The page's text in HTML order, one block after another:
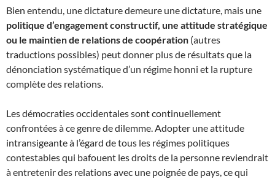
Bien entendu, une dictature demeure une dictature, mais une
politique d’engagement constructif, une attitude stratégique
ou le maintien de relations de coopération (autres
traductions possibles) peut donner plus de résultats que la
dénonciation systématique d’un régime honni et la rupture
complète des relations.
Les démocraties occidentales sont continuellement
confrontées à ce genre de dilemme. Adopter une attitude
intransigeante à l’égard de tous les régimes politiques
contestables qui bafouent les droits de la personne reviendrait
à entretenir des relations avec une poignée de pays, ce qui